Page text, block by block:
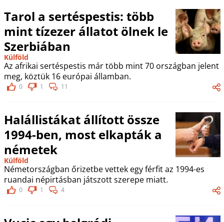
Tarol a sertéspestis: több
mint tízezer állatot ölnek le
Szerbiában
Külföld
Az afrikai sertéspestis már több mint 70 országban jelent
meg, köztük 16 európai államban.
0 1 11
Halállistákat állított össze
1994-ben, most elkapták a
németek
Külföld
Németországban őrizetbe vettek egy férfit az 1994-es
ruandai népirtásban játszott szerepe miatt.
0 1 4